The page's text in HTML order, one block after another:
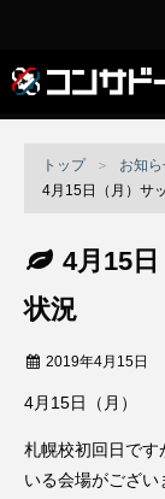
トップ
お知らせ
イベント
スペシャル
女子サッカー
トップ
トップ ＞ お知
4月15日（月）サ
4月15
状況
2019年4月15日
4月15日（月）
札幌校初回日です
いる会場がござい